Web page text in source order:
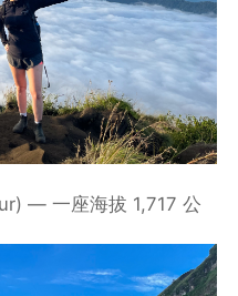
— 一座海拔 1,717 公